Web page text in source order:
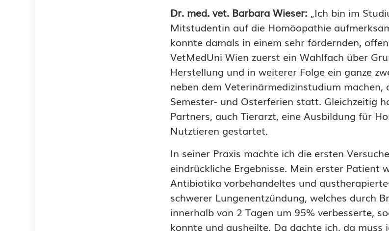
Dr. med. vet. Barbara Wieser: „Ich bin im
Mitstudentin auf die Homöopathie
konnte damals in einem sehr fördernden,
VetMedUni Wien zuerst ein Wahlfach über
Herstellung und in weiterer Folge ein ganze
neben dem Veterinärmedizinstudium machen,
Semester- und Osterferien statt. Gleichzeitig
Partners, auch Tierarzt, eine Ausbildung für
Nutztieren gestartet.
In seiner Praxis machte ich die ersten
eindrückliche Ergebnisse. Mein erster Patient
Antibiotika vorbehandeltes und
schwerer Lungenentzündung, welches durch
innerhalb von 2 Tagen um 95% verbesserte,
konnte und ausheilte. Da dachte ich, da muss